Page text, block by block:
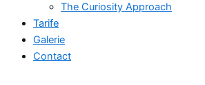
The Curiosity Approach
Tarife
Galerie
Contact